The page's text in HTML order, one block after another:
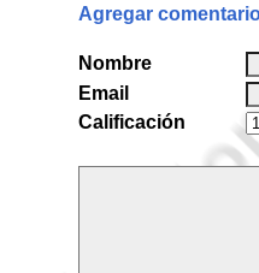
Agregar
Nombre
Email
Calificación